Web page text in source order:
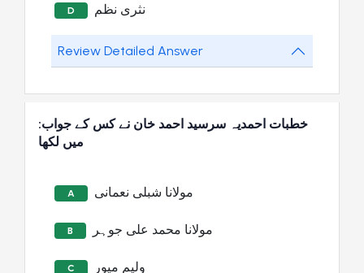
D نثری نظم
Review Detailed Answer
:خطبات احمدیہ سرسید احمد خان نے کس کے جواب
میں لکھا
A مولانا شبلی نعمانی
B مولانا محمد علی جوہر
C ولیم میور